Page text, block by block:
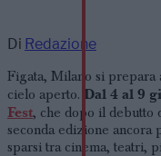
Di Redazione
Figata, Milano si prepara
cielo aperto. Dal 4 al 9
Fest, che dopo il debutto
seconda edizione ancora
sparsi tra cinema, teatri,